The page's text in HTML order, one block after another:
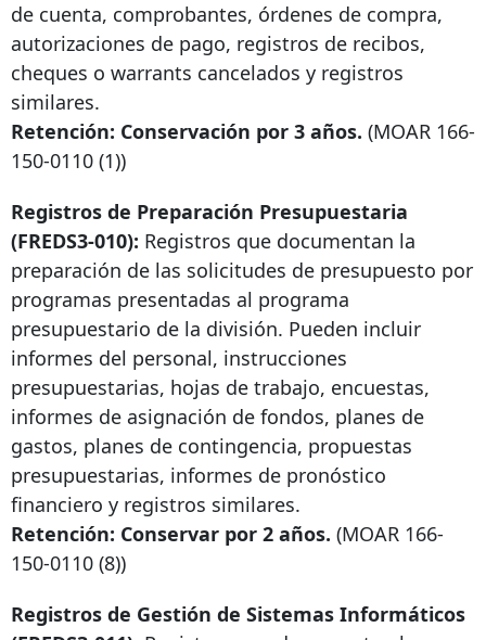
de cuenta, comprobantes, órdenes de compra,
autorizaciones de pago, registros de recibos,
cheques o warrants cancelados y registros
similares.
Retención: Conservación por 3 años. (MOAR 166-
150-0110 (1))
Registros de Preparación Presupuestaria
(FREDS3-010): Registros que documentan la
preparación de las solicitudes de presupuesto por
programas presentadas al programa
presupuestario de la división. Pueden incluir
informes del personal, instrucciones
presupuestarias, hojas de trabajo, encuestas,
informes de asignación de fondos, planes de
gastos, planes de contingencia, propuestas
presupuestarias, informes de pronóstico
financiero y registros similares.
Retención: Conservar por 2 años. (MOAR 166-
150-0110 (8))
Registros de Gestión de Sistemas Informáticos